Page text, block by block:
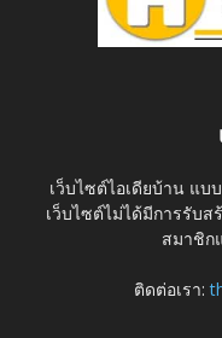
เว็บไซต์ไอเดียบ้าน แ
เว็บไซต์ไม่ได้มีการรับส
สมาชิก
ติดต่อเรา: